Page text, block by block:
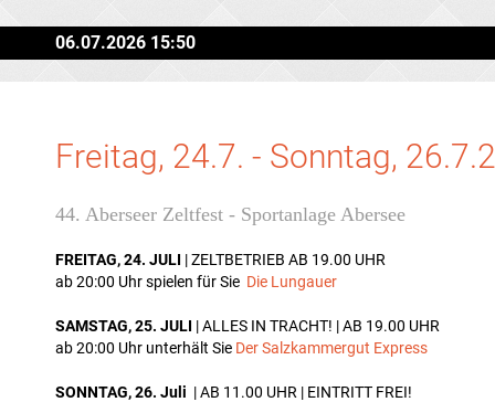
06.07.2026 15:50
Freitag, 24.7. - Sonntag,
44. Aberseer Zeltfest - Sportanlage Abersee
FREITAG, 24. JULI | ZELTBETRIEB AB 19.00 UHR
ab 20:00 Uhr spielen für Sie Die Lungauer
SAMSTAG, 25. JULI | ALLES IN TRACHT! | AB 19.00 UHR
ab 20:00 Uhr unterhält Sie Der Salzkammergut Express
SONNTAG, 26. Juli | AB 11.00 UHR | EINTRITT FREI!